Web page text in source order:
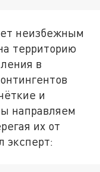
неизбежным
территорию
в
и
направляем
их от
эксперт: